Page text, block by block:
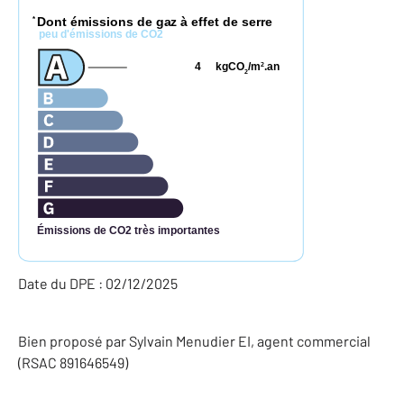
* Dont émissions de gaz à effet de serre
peu d'émissions de CO2
Émissions de CO2 très importantes
kgCO2/m2.an
4
Date du DPE : 02/12/2025
Bien proposé parSylvain Menudier EI, agent commercial
(RSAC 891646549)